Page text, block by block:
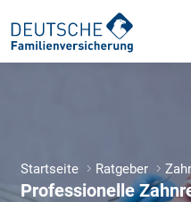
Mo - Fr
Startseite Ratgeber
Professionelle